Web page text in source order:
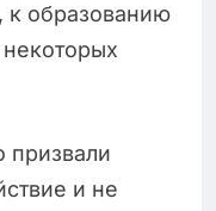
к образованию
призвали
и не